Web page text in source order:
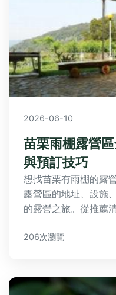
2026-06-10
苗栗雨棚露營
與預訂技巧
想找苗栗有雨棚的露
露營區的地址、設施
的露營之旅。從推薦
206次瀏覽